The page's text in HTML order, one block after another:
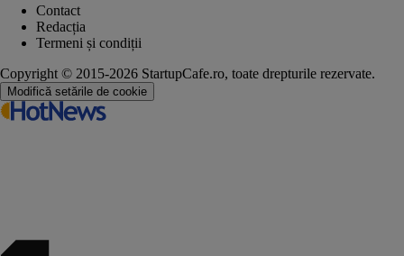
Contact
Redacția
Termeni și condiții
Copyright © 2015-2026 StartupCafe.ro, toate drepturile rezervate.
Modifică setările de cookie